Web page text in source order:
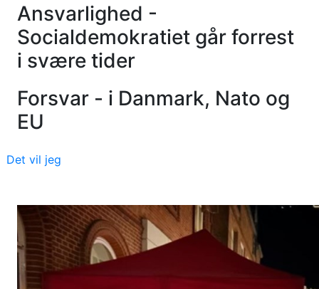
Ansvarlighed -
Socialdemokratiet går forrest
i svære tider
Forsvar - i Danmark, Nato og
EU
Det vil jeg